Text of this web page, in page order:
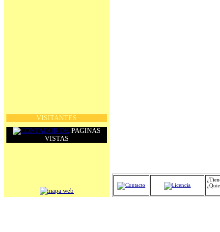
VISITANTES
PAGINAS
VISTAS